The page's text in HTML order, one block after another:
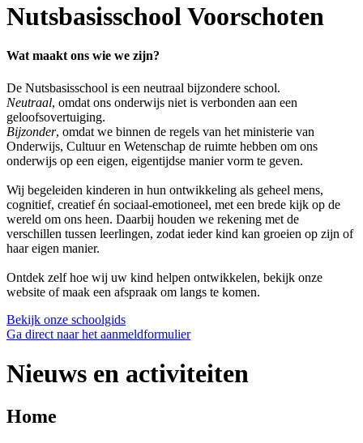
Nutsbasisschool Voorschoten
Wat maakt ons wie we zijn?
De Nutsbasisschool is een neutraal bijzondere school.
Neutraal, omdat ons onderwijs niet is verbonden aan een
geloofsovertuiging.
Bijzonder, omdat we binnen de regels van het ministerie van
Onderwijs, Cultuur en Wetenschap de ruimte hebben om ons
onderwijs op een eigen, eigentijdse manier vorm te geven.
Wij begeleiden kinderen in hun ontwikkeling als geheel mens,
cognitief, creatief én sociaal-emotioneel, met een brede kijk op de
wereld om ons heen. Daarbij houden we rekening met de
verschillen tussen leerlingen, zodat ieder kind kan groeien op zijn of
haar eigen manier.
Ontdek zelf hoe wij uw kind helpen ontwikkelen, bekijk onze
website of maak een afspraak om langs te komen.
Bekijk onze schoolgids
Ga direct naar het aanmeldformulier
Nieuws en activiteiten
Home